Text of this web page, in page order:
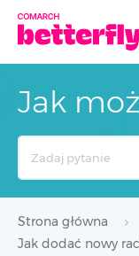
Jak
Strona główna
Jak dodać nowy